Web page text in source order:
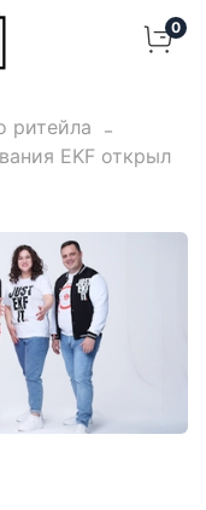
0
ритейла
EKF открыл